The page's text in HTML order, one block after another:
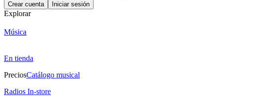
Crear cuenta Iniciar sesión
Explorar
Música
En tienda
PreciosCatálogo musical
Radios In-store